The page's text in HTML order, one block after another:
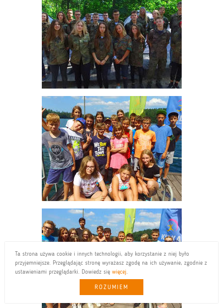
Ta strona używa cookie i innych technologii, aby korzystanie z niej było
przyjemniejsze. Przeglądając stronę wyrażasz zgodę na ich używanie, zgodnie z
ustawieniami przeglądarki. Dowiedz się więcej.
ROZUMIEM